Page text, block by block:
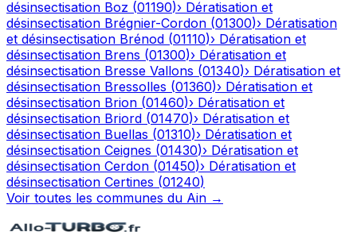
désinsectisation Boz (01190)› Dératisation et
désinsectisation Brégnier-Cordon (01300)› Dératisation
et désinsectisation Brénod (01110)› Dératisation et
désinsectisation Brens (01300)› Dératisation et
désinsectisation Bresse Vallons (01340)› Dératisation et
désinsectisation Bressolles (01360)› Dératisation et
désinsectisation Brion (01460)› Dératisation et
désinsectisation Briord (01470)› Dératisation et
désinsectisation Buellas (01310)› Dératisation et
désinsectisation Ceignes (01430)› Dératisation et
désinsectisation Cerdon (01450)› Dératisation et
désinsectisation Certines (01240)
Voir toutes les communes du Ain →